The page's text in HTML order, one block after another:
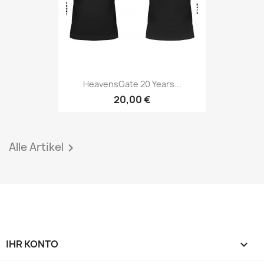
HeavensGate 20 Years...
20,00 €
Alle Artikel 
IHR KONTO 